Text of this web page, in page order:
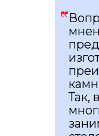
Так,